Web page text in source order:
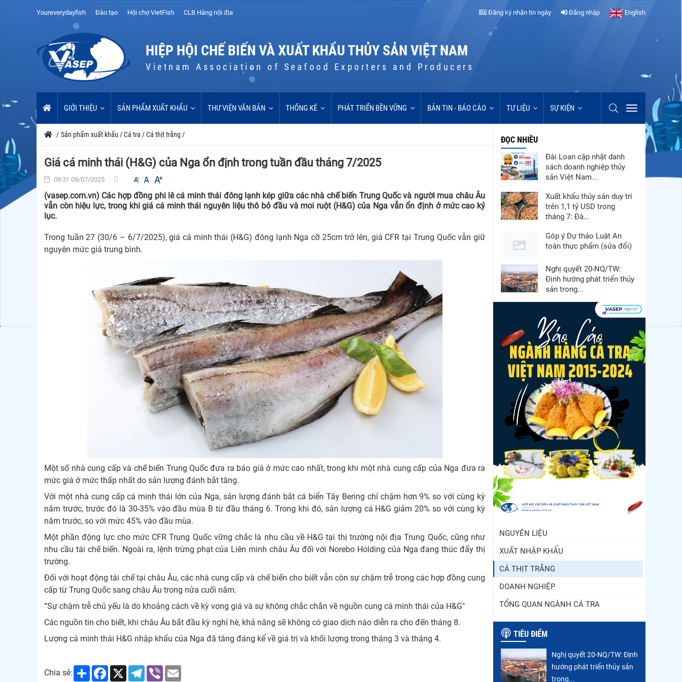
Youreverydayfish Đào tạo Hội chợ VietFish CLB Hàng nội địa Đăng ký nhận tin ngày Đăng nhập English
HIỆP HỘI CHẾ BIẾN VÀ XUẤT KHẨU THỦY SẢN VIỆT NAM
Vietnam Association of Seafood Exporters and Producers
GIỚI THIỆU SẢN PHẨM XUẤT KHẨU THƯ VIỆN VĂN BẢN THỐNG KÊ PHÁT TRIỂN BỀN VỮNG BẢN TIN - BÁO CÁO TƯ LIỆU SỰ KIỆN
/ Sản phẩm xuất khẩu /Cá tra /Cá thịt trắng /
Giá cá minh thái (H&G) của Nga ổn định trong tuần đầu tháng 7/2025
08:31 08/07/2025
(vasep.com.vn) Các hợp đồng phi lê cá minh thái đông lạnh kép giữa các nhà chế biến Trung Quốc và người mua châu Âu
vẫn còn hiệu lực, trong khi giá cá minh thái nguyên liệu thô bỏ đầu và moi ruột (H&G) của Nga vẫn ổn định ở mức cao kỷ
lục.
Trong tuần 27 (30/6 – 6/7/2025), giá cá minh thái (H&G) đông lạnh Nga cỡ 25cm trở lên, giá CFR tại Trung Quốc vẫn giữ
nguyên mức giá trung bình.
Một số nhà cung cấp và chế biến Trung Quốc đưa ra báo giá ở mức cao nhất, trong khi một nhà cung cấp của Nga đưa ra
mức giá ở mức thấp nhất do sản lượng đánh bắt tăng.
Với một nhà cung cấp cá minh thái lớn của Nga, sản lượng đánh bắt cá biển Tây Bering chỉ chậm hơn 9% so với cùng kỳ
năm trước, trước đó là 30-35% vào đầu mùa B từ đầu tháng 6. Trong khi đó, sản lượng cá H&G giảm 20% so với cùng kỳ
năm trước, so với mức 45% vào đầu mùa.
Một phần động lực cho mức CFR Trung Quốc vững chắc là nhu cầu về H&G tại thị trường nội địa Trung Quốc, cũng như
nhu cầu tái chế biến. Ngoài ra, lệnh trừng phạt của Liên minh châu Âu đối với Norebo Holding của Nga đang thúc đẩy thị
trường.
Đối với hoạt động tái chế tại châu Âu, các nhà cung cấp và chế biến cho biết vẫn còn sự chậm trễ trong các hợp đồng cung
cấp từ Trung Quốc sang châu Âu trong nửa cuối năm.
“Sự chậm trễ chủ yếu là do khoảng cách về kỳ vọng giá và sự không chắc chắn về nguồn cung cá minh thái của H&G"
Các nguồn tin cho biết, khi châu Âu bắt đầu kỳ nghỉ hè, khả năng sẽ không có giao dịch nào diễn ra cho đến tháng 8.
Lượng cá minh thái H&G nhập khẩu của Nga đã tăng đáng kể về giá trị và khối lượng trong tháng 3 và tháng 4.
Chia sẻ: Share Facebook
X Telegram
Viber
ĐỌC NHIỀU
Đài Loan cập nhật danh
sách doanh nghiệp thủy
sản Việt Nam...
Xuất khẩu thủy sản duy trì
trên 1,1 tỷ USD trong
tháng 7: Đà...
Góp ý Dự thảo Luật An
toàn thực phẩm (sửa đổi)
Nghị quyết 20-NQ/TW:
Định hướng phát triển thủy
sản trong...
Thuế Mục 301 và bài toán
thích ứng của tôm Việt tại
thị...
Nguồn cung giảm, giá cá
rô phi Trung Quốc tiếp tục
tăng
Điểm tin thủy sản thế giới
ngày 3/8/2026
Trung Quốc tăng mạnh
nhập khẩu mực, trong khi
nguồn cung...
Thông báo 407/TB-VPCP:
Tập trung cao độ, tạo
chuyển biến...
Nam sang Canada tăng
NGUYÊN LIỆU
XUẤT NHẬP KHẨU
CÁ THỊT TRẮNG
DOANH NGHIỆP
TỔNG QUAN NGÀNH CÁ TRA
TIÊU ĐIỂM
Nghị quyết 20-NQ/TW: Định
hướng phát triển thủy sản
trong...